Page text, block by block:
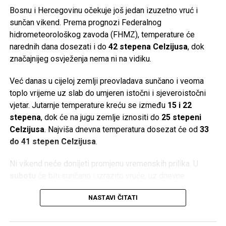
Tweet Share
Mail
POVEZANE TEME: DAMIR ARNAUT
UP NEXT
Margit Tomik Levy prozvala Radončića – “Podržali ste
Čovićev rasistički izborni zakon i platili cijenu na
izborima!”
DON'T MISS
U Zapadnoj Hercegovini danas neradni dan zbog proslave
utemeljenja tzv. Herceg-Bosne
Bosnu i Hercegovinu očekuje još jedan izuzetno vruć i
sunčan vikend. Prema prognozi Federalnog
hidrometeorološkog zavoda (FHMZ), temperature će
narednih dana dosezati i do 42 stepena Celzijusa, dok
značajnijeg osvježenja nema ni na vidiku.
Već danas u cijeloj zemlji preovladava sunčano i veoma
toplo vrijeme uz slab do umjeren istočni i sjeveroistočni
vjetar. Jutarnje temperature kreću se između 15 i 22
stepena, dok će na jugu zemlje iznositi do 25 stepeni
Celzijusa. Najviša dnevna temperatura dosezat će od 33
do 41 stepen Celzijusa.
Ni vikend neće donijeti promjenu vremenskih prilika. U
temperature od33 do 40 stepeni, dok će se u
Hercegovini živa u termometru penjati i do
NASTAVI ČITATI